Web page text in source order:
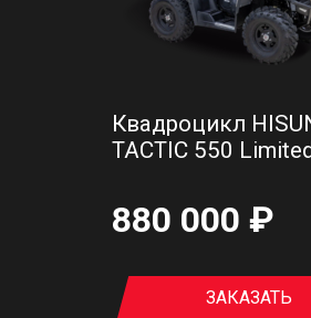
Квадроцикл
TACTIC 550
880 000 ₽
ЗАКАЗАТЬ